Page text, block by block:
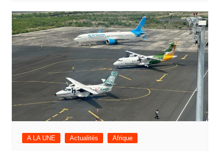
A LA UNE Actualités Afrique